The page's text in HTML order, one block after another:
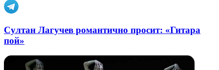
Султан Лагучев романтично просит: «Гитара
пой»